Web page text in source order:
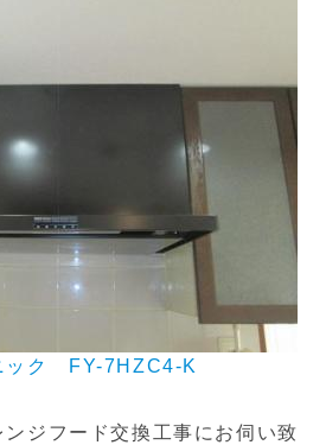
ック FY-7HZC4-K
ジフード交換工事にお伺い致